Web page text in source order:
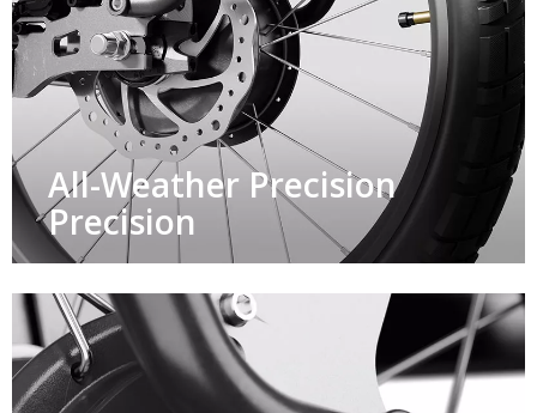
All-Weather Precision
Precision